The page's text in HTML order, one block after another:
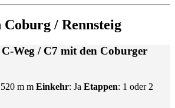
/ Rennsteig
Weg / C7 mit den Coburger
m m Einkehr: Ja Etappen: 1 oder 2